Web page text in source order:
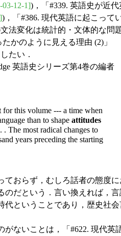
03-12-1])，「#339. 英語史が近代
)，「#386. 現代英語に起こって
法変化は統計的・文体的な問題
かのように見える理由 (2)」
たい．
英語史シリーズ第4巻の編者
for this volume --- a time when
than to shape attitudes
The most radical changes to
years preceding the starting
おらず，むしろ話者の態度に
のだという．言い換えれば，言
代ということであり，歴史社会
ないことは，「#622. 現代英